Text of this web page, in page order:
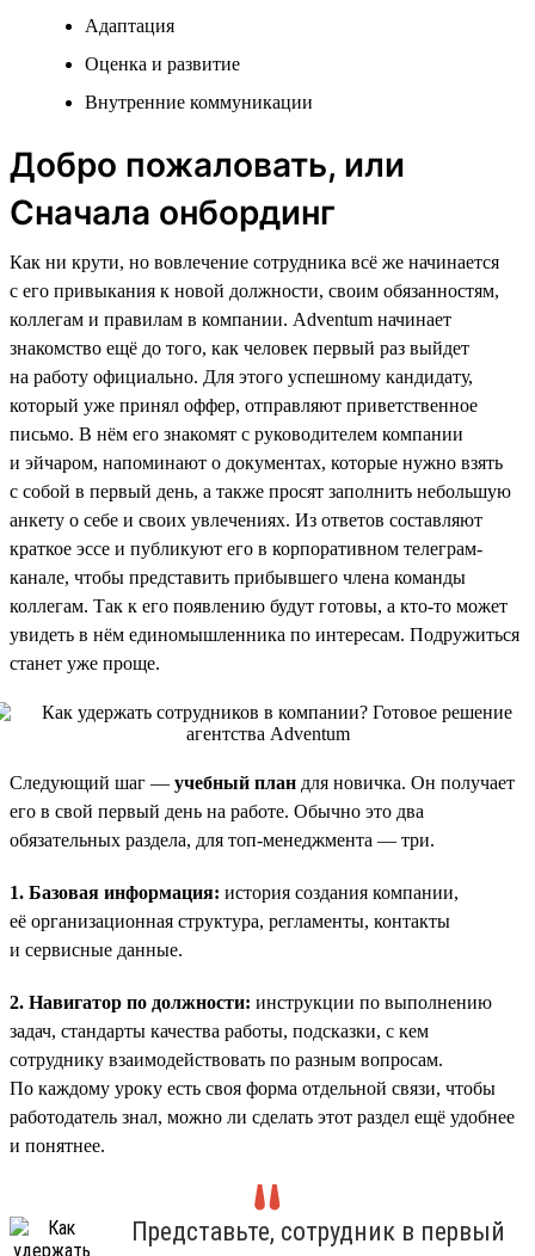
Адаптация
Оценка и развитие
Внутренние коммуникации
Добро пожаловать, или
Сначала онбординг
Как ни крути, но вовлечение сотрудника всё же начинается
с его привыкания к новой должности, своим обязанностям,
коллегам и правилам в компании. Adventum начинает
знакомство ещё до того, как человек первый раз выйдет
на работу официально. Для этого успешному кандидату,
который уже принял оффер, отправляют приветственное
письмо. В нём его знакомят с руководителем компании
и эйчаром, напоминают о документах, которые нужно взять
с собой в первый день, а также просят заполнить небольшую
анкету о себе и своих увлечениях. Из ответов составляют
краткое эссе и публикуют его в корпоративном телеграм-
канале, чтобы представить прибывшего члена команды
коллегам. Так к его появлению будут готовы, а кто-то может
увидеть в нём единомышленника по интересам. Подружиться
станет уже проще.
Следующий шаг — учебный план для новичка. Он получает
его в свой первый день на работе. Обычно это два
обязательных раздела, для топ-менеджмента — три.
1. Базовая информация: история создания компании,
её организационная структура, регламенты, контакты
и сервисные данные.
2. Навигатор по должности: инструкции по выполнению
задач, стандарты качества работы, подсказки, с кем
сотруднику взаимодействовать по разным вопросам.
По каждому уроку есть своя форма отдельной связи, чтобы
работодатель знал, можно ли сделать этот раздел ещё удобнее
и понятнее.
Представьте, сотрудник в первый